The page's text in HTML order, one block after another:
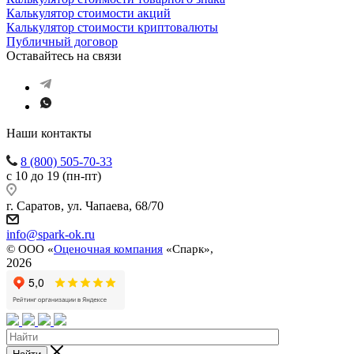
Калькулятор стоимости акций
Калькулятор стоимости криптовалюты
Публичный договор
Оставайтесь на связи
Наши контакты
8 (800) 505-70-33
с 10 до 19 (пн-пт)
г. Саратов, ул. Чапаева, 68/70
info@spark-ok.ru
© ООО «Оценочная компания «Спарк»,
2026